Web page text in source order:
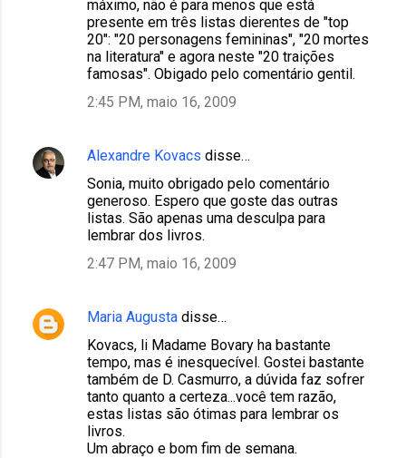
máximo, não é para menos que está
presente em três listas dierentes de "top
20": "20 personagens femininas", "20 mortes
na literatura" e agora neste "20 traições
famosas". Obigado pelo comentário gentil.
2:45 PM, maio 16, 2009
Alexandre Kovacs disse…
Sonia, muito obrigado pelo comentário
generoso. Espero que goste das outras
listas. São apenas uma desculpa para
lembrar dos livros.
2:47 PM, maio 16, 2009
Maria Augusta disse…
Kovacs, li Madame Bovary ha bastante
tempo, mas é inesquecível. Gostei bastante
também de D. Casmurro, a dúvida faz sofrer
tanto quanto a certeza...você tem razão,
estas listas são ótimas para lembrar os
livros.
Um abraço e bom fim de semana.